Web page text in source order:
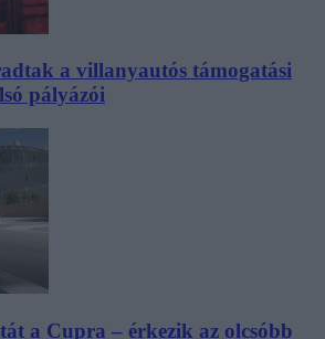
a villanyautós támogatási
pályázói
a Cupra – érkezik az olcsóbb